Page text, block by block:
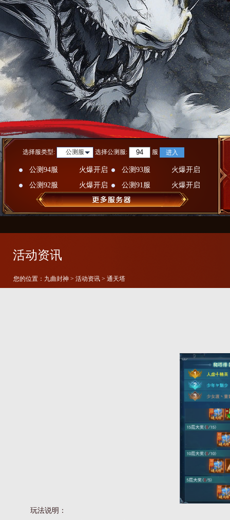
选择服类型: 公测服 选择公测服: 服 进入
公测94服 火爆开启 公测93服
火爆开启
公测92服
火爆开启 公测91服 火爆开启
活动资讯
您的位置： 九曲封神 > 活动资讯 > 通天塔
玩法说明：